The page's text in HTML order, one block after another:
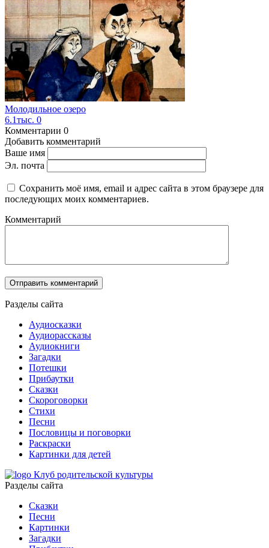
Молодильное озеро
6.1тыс. 0
Комментарии 0
Добавить комментарий
Ваше имя
Эл. почта
Сохранить моё имя, email и адрес сайта в этом браузере для
последующих моих комментариев.
Комментарий
Разделы сайта
Аудиосказки
Аудиорассказы
Аудиокниги
Загадки
Потешки
Прибаутки
Сказки
Скороговорки
Стихи
Песни
Пословицы и поговорки
Раскраски
Картинки для детей
Клуб родительской культуры
Разделы сайта
Сказки
Песни
Картинки
Загадки